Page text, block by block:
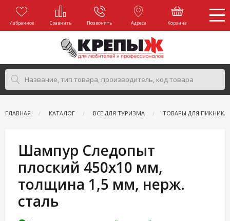
Избранное Сравнить Позвонить Адреса Корзина
ГЛАВНАЯ КАТАЛОГ ВСЕ ДЛЯ ТУРИЗМА ТОВАРЫ ДЛЯ ПИКНИКА
Шампур Следопыт
плоский 450х10 мм,
толщина 1,5 мм, нерж.
сталь